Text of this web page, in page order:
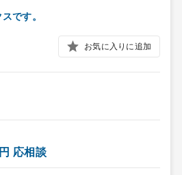
です。
お気に入りに追加
応相談